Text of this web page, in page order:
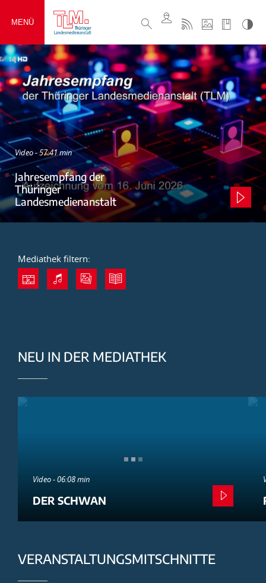
MENÜ
Video - 57:41 min
Jahresempfang der
Thüringer
Landesmedienanstalt
Mediathek filtern:
NEU IN DER MEDIATHEK
Video - 06:08 min
DER SCHWAN
VERANSTALTUNGSMITSCHNITTE